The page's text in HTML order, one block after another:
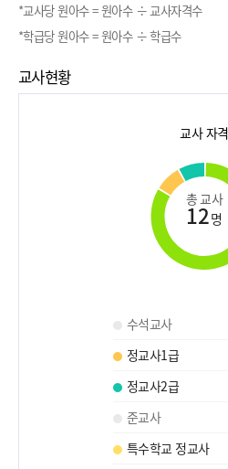
*교사당 원아수 = 원아수 ÷ 교사자격수
*학급당 원아수 = 원아수 ÷ 학급수
교사현황
교사 자격
총 교사
12명
수석교사
정교사1급
정교사2급
준교사
특수학교 정교사